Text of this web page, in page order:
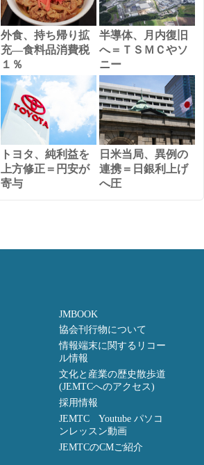
外食、持ち帰り拡
充―食料品消費税
１％
半導体、月内復旧
へ＝ＴＳＭＣやソ
ニー
トヨタ、純利益を
上方修正＝円安が
寄与
日米当局、異例の
連携＝日銀利上げ
へ圧
JMBOOK
協会刊行物について
情報端末に関するリコー
ル情報
文化と産業の歴史散歩道
(JEMTCへのアクセス)
採用情報
JEMTC Youtube パソコ
ンレッスン動画
JEMTCのCMご紹介